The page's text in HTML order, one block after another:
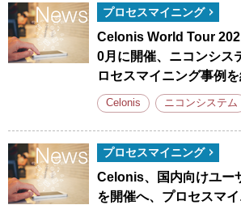
プロセスマイニング
Celonis World Tour
0月に開催、ニコンシス
ロセスマイニング事例
Celonis ニコンシステム
プロセスマイニング
Celonis、国内向けユー
を開催へ、プロセスマ